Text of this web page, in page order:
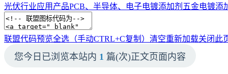
光伏行业应用产品PCB、半导体、电子电镀添加剂 五金电镀添
联盟代码预览全选（手动CTRL+C复制） 清空重新加载关闭此
您今日已浏览本站内 1 篇(次)正文页面内容